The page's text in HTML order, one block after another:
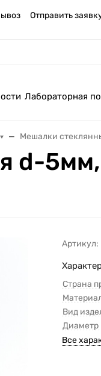
Отправить
Лабораторная
Мешалки
d-
Артикул:
Страна
Вид
Диаметр
Все